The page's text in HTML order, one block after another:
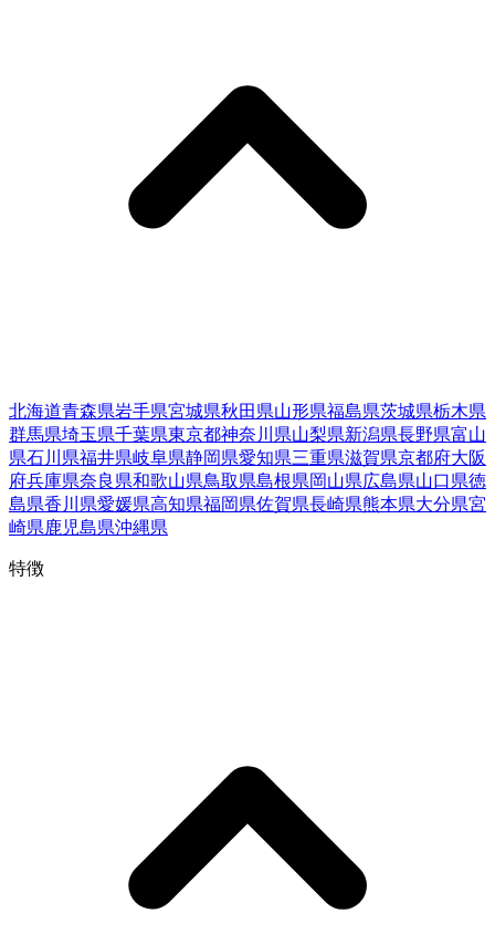
北海道青森県岩手県宮城県秋田県山形県福島県茨城県栃木県
群馬県埼玉県千葉県東京都神奈川県山梨県新潟県長野県富山
県石川県福井県岐阜県静岡県愛知県三重県滋賀県京都府大阪
府兵庫県奈良県和歌山県鳥取県島根県岡山県広島県山口県徳
島県香川県愛媛県高知県福岡県佐賀県長崎県熊本県大分県宮
崎県鹿児島県沖縄県
特徴